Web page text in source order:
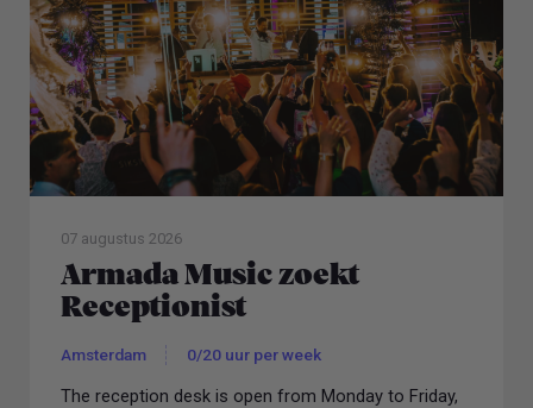
07 augustus 2026
Armada Music zoekt
Receptionist
Amsterdam 0/20 uur per week
The reception desk is open from Monday to Friday,